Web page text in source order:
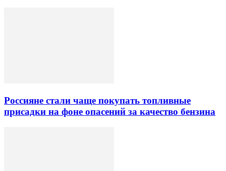
Россияне стали чаще покупать топливные
присадки на фоне опасений за качество бензина